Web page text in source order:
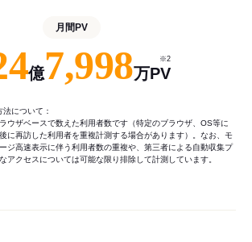
月間PV
億7,998万PV
※2
について：
ウザベースで数えた利用者数です（特定のブラウザ、OS等に
に再訪した利用者を重複計測する場合があります）。なお、モ
ジ高速表示に伴う利用者数の重複や、第三者による自動収集プ
アクセスについては可能な限り排除して計測しています。